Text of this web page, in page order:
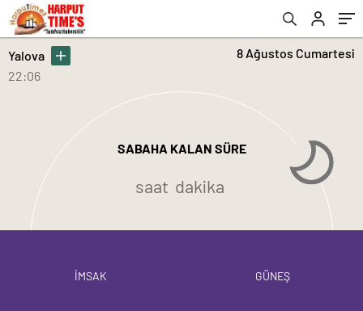
Yalova
22:06
SABAHA KALAN SÜRE
saat dakika
8 Ağustos Cumartesi
İMSAK GÜNEŞ